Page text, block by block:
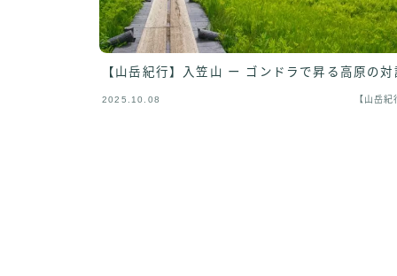
【山岳紀行】入笠山 ー ゴンドラで昇る高原の対
2025.10.08 【山岳紀